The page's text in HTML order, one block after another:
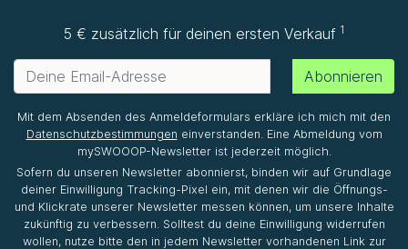
5 € zusätzlich für deinen ersten Verkauf1
Abonnieren
Mit dem Absenden des Anmeldeformulars erkläre ich mich mit den
Datenschutzbestimmungen einverstanden. Eine Abmeldung vom
mySWOOOP-Newsletter ist jederzeit möglich.
Sofern du unseren Newsletter abonnierst, binden wir auf Grundlage
deiner Einwilligung Tracking-Pixel ein, mit denen wir die Öffnungs-
und Klickrate unserer Newsletter messen können, um unsere Inhalte
zukünftig zu verbessern. Solltest du deine Einwilligung widerrufen
wollen, nutze bitte den in jedem Newsletter vorhandenen Link zur